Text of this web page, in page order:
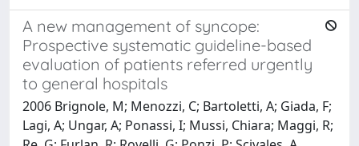
A new management of syncope:
Prospective systematic guideline-based
evaluation of patients referred urgently
to general hospitals
2006 Brignole, M; Menozzi, C; Bartoletti, A; Giada, F;
Lagi, A; Ungar, A; Ponassi, I; Mussi, Chiara; Maggi, R;